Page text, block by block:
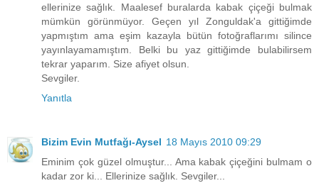
ellerinize sağlık. Maalesef buralarda kabak çiçeği bulmak
mümkün görünmüyor. Geçen yıl Zonguldak'a gittiğimde
yapmıştım ama eşim kazayla bütün fotoğraflarımı silince
yayınlayamamıştım. Belki bu yaz gittiğimde bulabilirsem
tekrar yaparım. Size afiyet olsun.
Sevgiler.
Yanıtla
Bizim Evin Mutfağı-Aysel 18 Mayıs 2010 09:29
Eminim çok güzel olmuştur... Ama kabak çiçeğini bulmam o
kadar zor ki... Ellerinize sağlık. Sevgiler...